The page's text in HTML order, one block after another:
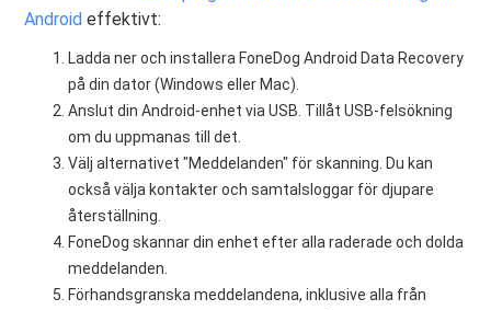
Android effektivt:
Ladda ner och installera FoneDog Android Data Recovery
på din dator (Windows eller Mac).
Anslut din Android-enhet via USB. Tillåt USB-felsökning
om du uppmanas till det.
Välj alternativet "Meddelanden" för skanning. Du kan
också välja kontakter och samtalsloggar för djupare
återställning.
FoneDog skannar din enhet efter alla raderade och dolda
meddelanden.
Förhandsgranska meddelandena, inklusive alla från